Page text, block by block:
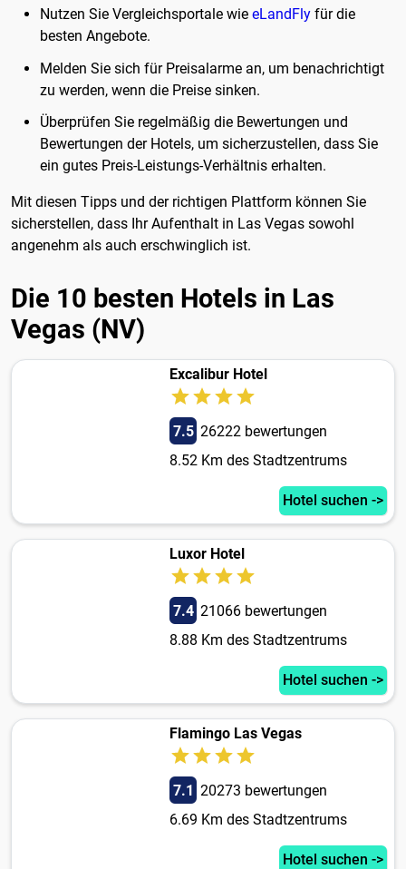
Nutzen Sie Vergleichsportale wie eLandFly für die
besten Angebote.
Melden Sie sich für Preisalarme an, um benachrichtigt
zu werden, wenn die Preise sinken.
Überprüfen Sie regelmäßig die Bewertungen und
Bewertungen der Hotels, um sicherzustellen, dass Sie
ein gutes Preis-Leistungs-Verhältnis erhalten.
Mit diesen Tipps und der richtigen Plattform können Sie
sicherstellen, dass Ihr Aufenthalt in Las Vegas sowohl
angenehm als auch erschwinglich ist.
Die 10 besten Hotels in Las
Vegas (NV)
Excalibur Hotel
7.5 26222 bewertungen
8.52 Km des Stadtzentrums
Hotel suchen ->
Luxor Hotel
7.4 21066 bewertungen
8.88 Km des Stadtzentrums
Hotel suchen ->
Flamingo Las Vegas
7.1 20273 bewertungen
6.69 Km des Stadtzentrums
Hotel suchen ->